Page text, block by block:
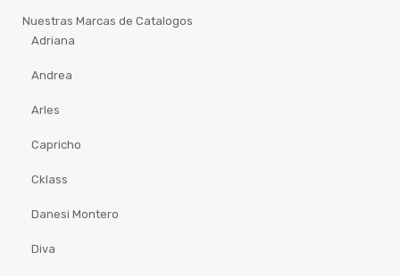
Nuestras Marcas de Catalogos
Adriana
Andrea
Arles
Capricho
Cklass
Danesi Montero
Diva